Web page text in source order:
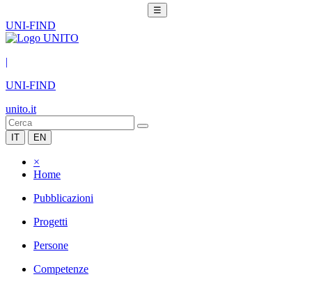
☰
UNI-FIND
|
UNI-FIND
unito.it
IT EN
×
Home
Pubblicazioni
Progetti
Persone
Competenze